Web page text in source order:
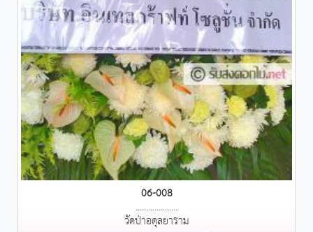
06-008
....................
วัดป่าอดุลยาราม